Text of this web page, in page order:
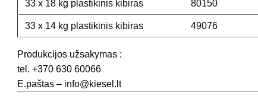
33 x 18 kg plastikinis kibiras 80150
33 x 14 kg plastikinis kibiras 49076
Produkcijos užsakymas :
tel. +370 630 60066
E.paštas – info@kiesel.lt